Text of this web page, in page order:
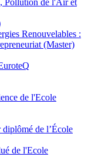
Pollution de l'Air et
Renouvelables :
(Master)
de l'Ecole
de l’École
de l'Ecole